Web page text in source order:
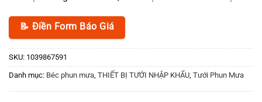
📝 Điền Form Báo Giá
SKU: 1039867591
Danh mục: Béc phun mưa THIẾT BỊ TƯỚI NHẬP KHẨU Tưới Phun Mưa